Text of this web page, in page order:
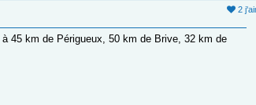
2
45 km de Périgueux, 50 km de Brive, 32 km de